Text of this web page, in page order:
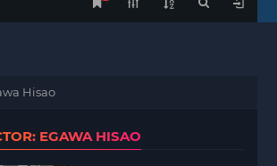
Hisao
EGAWA HISAO